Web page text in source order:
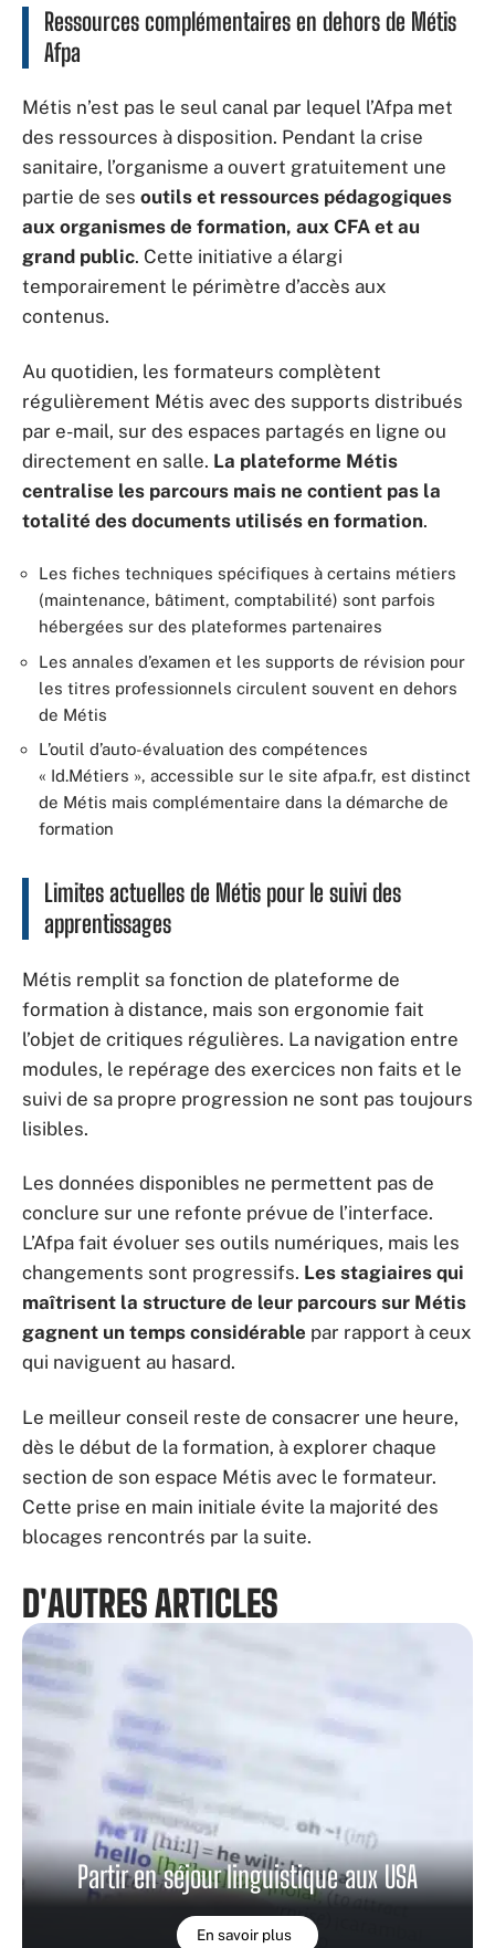
Ressources complémentaires en dehors de Métis
Afpa
Métis n’est pas le seul canal par lequel l’Afpa met
des ressources à disposition. Pendant la crise
sanitaire, l’organisme a ouvert gratuitement une
partie de ses outils et ressources pédagogiques
aux organismes de formation, aux CFA et au
grand public. Cette initiative a élargi
temporairement le périmètre d’accès aux
contenus.
Au quotidien, les formateurs complètent
régulièrement Métis avec des supports distribués
par e-mail, sur des espaces partagés en ligne ou
directement en salle. La plateforme Métis
centralise les parcours mais ne contient pas la
totalité des documents utilisés en formation.
Les fiches techniques spécifiques à certains métiers
(maintenance, bâtiment, comptabilité) sont parfois
hébergées sur des plateformes partenaires
Les annales d’examen et les supports de révision pour
les titres professionnels circulent souvent en dehors
de Métis
L’outil d’auto-évaluation des compétences
« Id.Métiers », accessible sur le site afpa.fr, est distinct
de Métis mais complémentaire dans la démarche de
formation
Limites actuelles de Métis pour le suivi des
apprentissages
Métis remplit sa fonction de plateforme de
formation à distance, mais son ergonomie fait
l’objet de critiques régulières. La navigation entre
modules, le repérage des exercices non faits et le
suivi de sa propre progression ne sont pas toujours
lisibles.
Les données disponibles ne permettent pas de
conclure sur une refonte prévue de l’interface.
L’Afpa fait évoluer ses outils numériques, mais les
changements sont progressifs. Les stagiaires qui
maîtrisent la structure de leur parcours sur Métis
gagnent un temps considérable par rapport à ceux
qui naviguent au hasard.
Le meilleur conseil reste de consacrer une heure,
dès le début de la formation, à explorer chaque
section de son espace Métis avec le formateur.
Cette prise en main initiale évite la majorité des
blocages rencontrés par la suite.
D'AUTRES ARTICLES
Partir en séjour linguistique aux USA
En savoir plus